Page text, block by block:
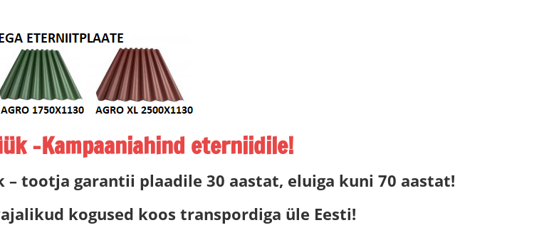
-Kampaaniahind eterniidile!
tootja garantii plaadile 30 aastat, eluiga kuni 70 aastat!
kogused koos transpordiga üle Eesti!